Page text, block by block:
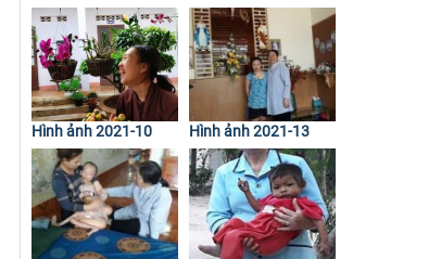
Hình ảnh 2021-10 Hình ảnh 2021-13